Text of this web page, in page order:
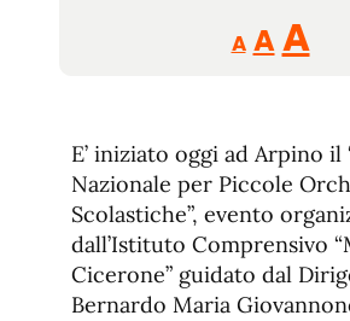
A
Reducir
tamaño
AA
E’ iniziato oggi ad Arpino il
Nazionale per Piccole
Scolastiche”, evento
dall’Istituto Comprensivo
Cicerone” guidato dal
Bernardo Maria